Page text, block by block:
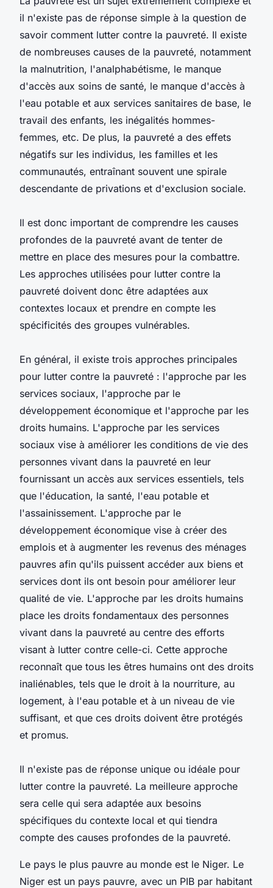
il n'existe pas de réponse simple à la question de
savoir comment lutter contre la pauvreté. Il existe
de nombreuses causes de la pauvreté, notamment
la malnutrition, l'analphabétisme, le manque
d'accès aux soins de santé, le manque d'accès à
l'eau potable et aux services sanitaires de base, le
travail des enfants, les inégalités hommes-
femmes, etc. De plus, la pauvreté a des effets
négatifs sur les individus, les familles et les
communautés, entraînant souvent une spirale
descendante de privations et d'exclusion sociale.
Il est donc important de comprendre les causes
profondes de la pauvreté avant de tenter de
mettre en place des mesures pour la combattre.
Les approches utilisées pour lutter contre la
pauvreté doivent donc être adaptées aux
contextes locaux et prendre en compte les
spécificités des groupes vulnérables.
En général, il existe trois approches principales
pour lutter contre la pauvreté : l'approche par les
services sociaux, l'approche par le
développement économique et l'approche par les
droits humains. L'approche par les services
sociaux vise à améliorer les conditions de vie des
personnes vivant dans la pauvreté en leur
fournissant un accès aux services essentiels, tels
que l'éducation, la santé, l'eau potable et
l'assainissement. L'approche par le
développement économique vise à créer des
emplois et à augmenter les revenus des ménages
pauvres afin qu'ils puissent accéder aux biens et
services dont ils ont besoin pour améliorer leur
qualité de vie. L'approche par les droits humains
place les droits fondamentaux des personnes
vivant dans la pauvreté au centre des efforts
visant à lutter contre celle-ci. Cette approche
reconnaît que tous les êtres humains ont des droits
inaliénables, tels que le droit à la nourriture, au
logement, à l'eau potable et à un niveau de vie
suffisant, et que ces droits doivent être protégés
et promus.
Il n'existe pas de réponse unique ou idéale pour
lutter contre la pauvreté. La meilleure approche
sera celle qui sera adaptée aux besoins
spécifiques du contexte local et qui tiendra
compte des causes profondes de la pauvreté.
Le pays le plus pauvre au monde est le Niger. Le
Niger est un pays pauvre, avec un PIB par habitant